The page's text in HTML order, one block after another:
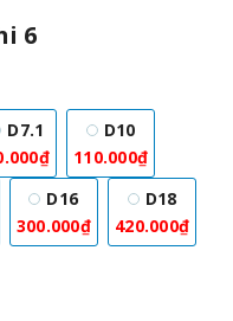
6
D7.1
D10
110.000₫
D16
300.000₫
D18
420.000₫